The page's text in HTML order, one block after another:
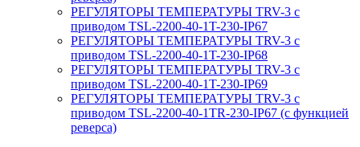
РЕГУЛЯТОРЫ ТЕМПЕРАТУРЫ TRV-3 с
приводом TSL-2200-40-1T-230-IP67
РЕГУЛЯТОРЫ ТЕМПЕРАТУРЫ TRV-3 с
приводом TSL-2200-40-1T-230-IP68
РЕГУЛЯТОРЫ ТЕМПЕРАТУРЫ TRV-3 с
приводом TSL-2200-40-1T-230-IP69
РЕГУЛЯТОРЫ ТЕМПЕРАТУРЫ TRV-3 с
приводом TSL-2200-40-1TR-230-IP67 (с функцией
реверса)